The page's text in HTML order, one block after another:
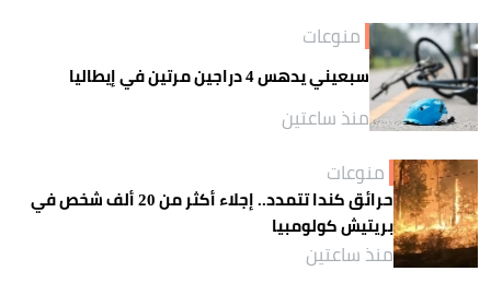
منوعات
سبعيني يدهس 4 دراجين مرتين في إيطاليا
منذ ساعتين
منوعات
حرائق كندا تتمدد.. إجلاء أكثر من 20 ألف شخص في
بريتيش كولومبيا
منذ ساعتين